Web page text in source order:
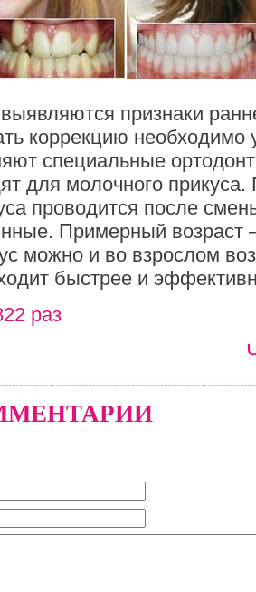
признаки
коррекцию необходимо
специальные
для молочного
проводится после
Примерный возраст
можно и во взрослом
быстрее и
раз